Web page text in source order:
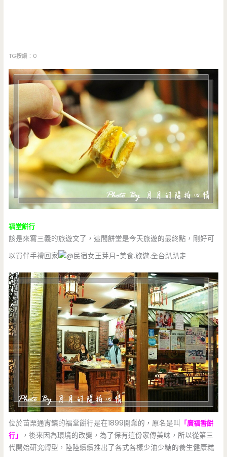
TG按讚：0
福堂餅行
該是來寫三義的旅遊文了，這間餅堂是今天旅遊的最終點，剛好可
以買伴手禮回家
位於苗栗通宵鎮的福堂餅行是在1899開業的，原名是叫 「廣福香餅
行」
，後來因為環境的改變，為了保有這份家傳美味，所以從第三
代開始研究轉型，陸陸續續推出了各式各樣少油少糖的養生健康糕